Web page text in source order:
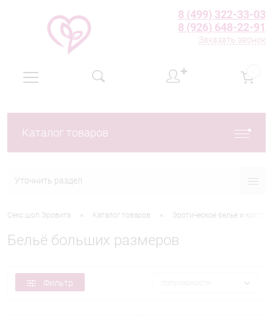
8 (499) 322-33-03
8 (926) 648-22-91
Заказать звонок
✚
Каталог товаров
Уточнить раздел
Секс шоп Эровита Каталог товаров Эротическое белье и
Бельё больших размеров
Фильтр